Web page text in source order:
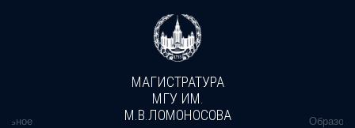
МАГИСТРАТУРА
МГУ ИМ.
М.В.ЛОМОНОСОВА